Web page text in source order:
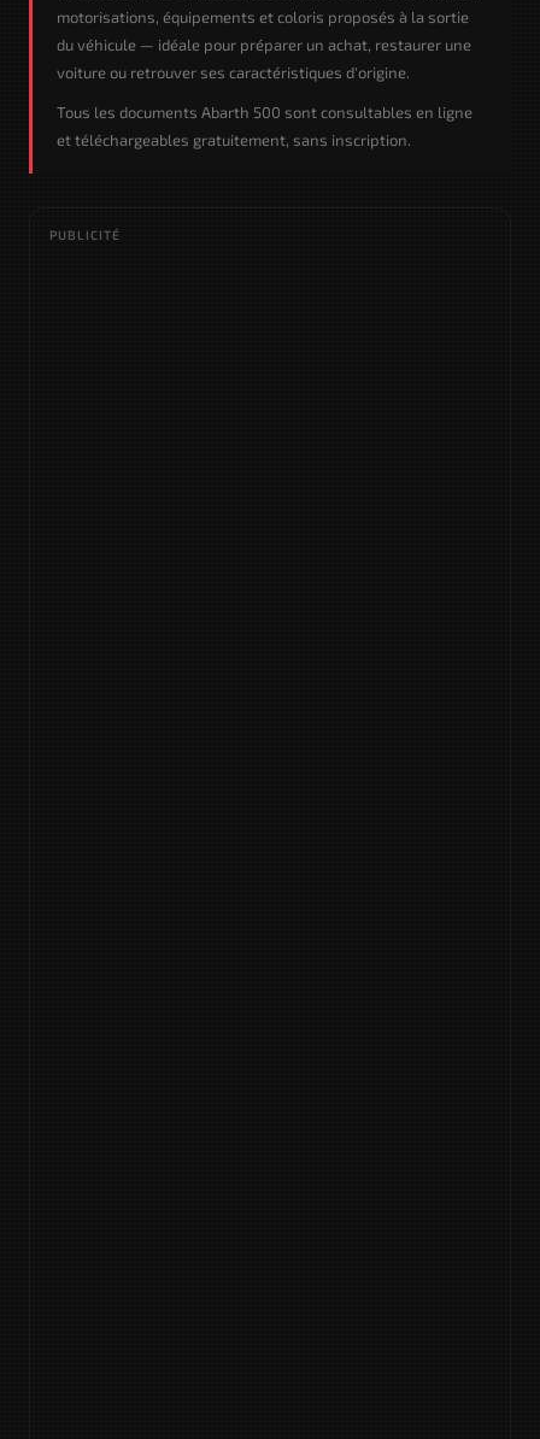
motorisations, équipements et coloris proposés à la sortie
du véhicule — idéale pour préparer un achat, restaurer une
voiture ou retrouver ses caractéristiques d'origine.
Tous les documents Abarth 500 sont consultables en ligne
et téléchargeables gratuitement, sans inscription.
PUBLICITÉ